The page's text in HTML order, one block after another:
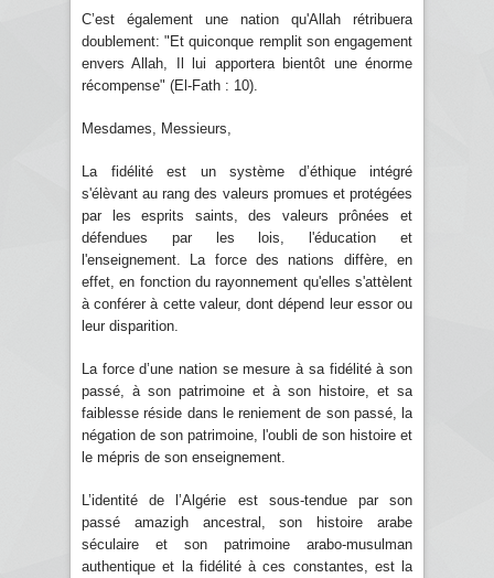
C’est également une nation qu'Allah rétribuera
doublement: "Et quiconque remplit son engagement
envers Allah, Il lui apportera bientôt une énorme
récompense" (El-Fath : 10).
Mesdames, Messieurs,
La fidélité est un système d’éthique intégré
s'élèvant au rang des valeurs promues et protégées
par les esprits saints, des valeurs prônées et
défendues par les lois, l'éducation et
l'enseignement. La force des nations diffère, en
effet, en fonction du rayonnement qu'elles s'attèlent
à conférer à cette valeur, dont dépend leur essor ou
leur disparition.
La force d’une nation se mesure à sa fidélité à son
passé, à son patrimoine et à son histoire, et sa
faiblesse réside dans le reniement de son passé, la
négation de son patrimoine, l'oubli de son histoire et
le mépris de son enseignement.
L’identité de l’Algérie est sous-tendue par son
passé amazigh ancestral, son histoire arabe
séculaire et son patrimoine arabo-musulman
authentique et la fidélité à ces constantes, est la